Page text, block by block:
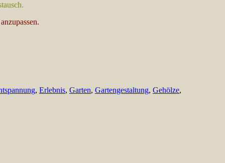
, Erlebnis, Garten, Gartengestaltung, Gehölze,